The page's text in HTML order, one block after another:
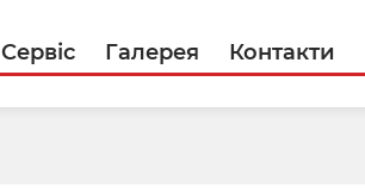
Сервіс Галерея Контакти